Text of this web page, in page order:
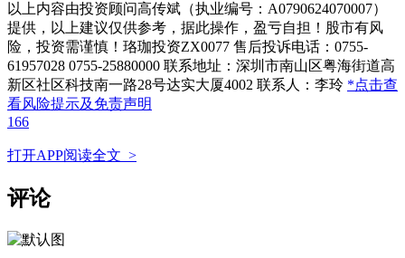
以上内容由投资顾问高传斌（执业编号：A0790624070007）
提供，以上建议仅供参考，据此操作，盈亏自担！股市有风
险，投资需谨慎！珞珈投资ZX0077 售后投诉电话：0755-
61957028 0755-25880000 联系地址：深圳市南山区粤海街道高
新区社区科技南一路28号达实大厦4002 联系人：李玲 *点击查
看风险提示及免责声明
166
打开APP阅读全文 >
评论